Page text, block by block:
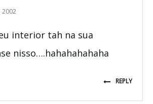
2002
interior tah na sua
nisso….hahahahahaha
REPLY